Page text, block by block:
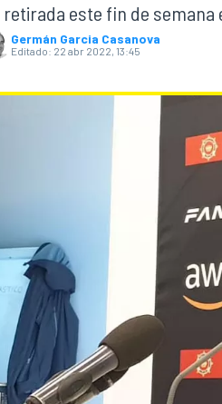
retirada este fin de semana
Germán Garcia Casanova
Editado: 22 abr 2022, 13:45